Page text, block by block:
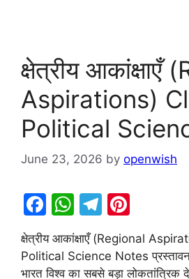
क्षेत्रीय आकांक्षाएँ
Aspirations)
Political
June 23, 2026 by openwish
F
c
e
W
h
at
s
T
el
e
gr
nt
er
e
क्षेत्रीय आकांक्षाएँ (Regional
Political Science Notes
भारत विश्व का सबसे बड़ा लोकतांत्रिक